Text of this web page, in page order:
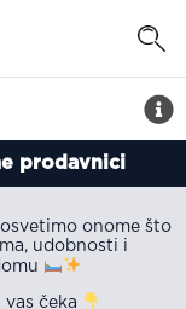
prodavnici
onome što
udobnosti i
čeka